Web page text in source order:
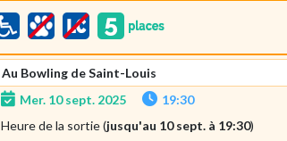
Au Bowling de Saint-Louis
Mer. 10 sept. 2025
19:30
Heure de la sortie (jusqu'au 10 sept. à 19:30)